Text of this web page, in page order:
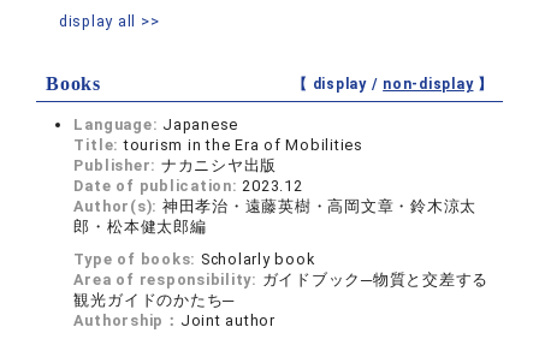
display all >>
Books 【 display / non-display】
Language: Japanese
Title:tourism in the Era of Mobilities
Publisher: ナカニシヤ出版
Date of publication:2023.12
Author(s): 神田孝治・遠藤英樹・高岡文章・鈴木涼太
郎・松本健太郎編
Type of books: Scholarly book
Area of responsibility: ガイドブック─物質と交差する
観光ガイドのかたち─
Authorship： Joint author